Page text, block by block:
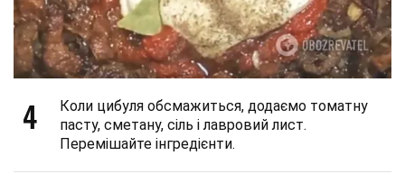
4
Коли цибуля обсмажиться, додаємо томатну
пасту, сметану, сіль і лавровий лист.
Перемішайте інгредієнти.